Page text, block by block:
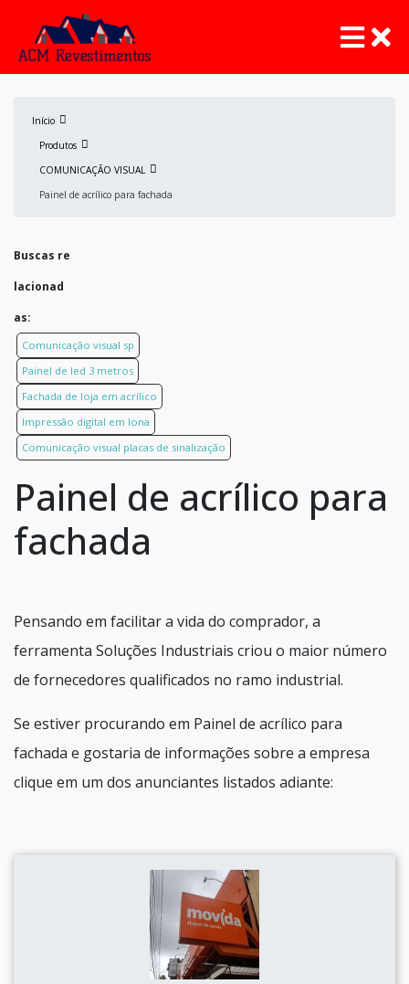
Início
Produtos
COMUNICAÇÃO VISUAL
Painel de acrílico para fachada
Buscas re
lacionad
as:
Comunicação visual sp
Painel de led 3 metros
Fachada de loja em acrílico
Impressão digital em lona
Comunicação visual placas de sinalização
Painel de acrílico para
fachada
Pensando em facilitar a vida do comprador, a
ferramenta Soluções Industriais criou o maior número
de fornecedores qualificados no ramo industrial.
Se estiver procurando em Painel de acrílico para
fachada e gostaria de informações sobre a empresa
clique em um dos anunciantes listados adiante: